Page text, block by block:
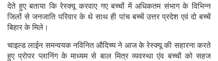
देते हुए बताया कि रेस्क्यू करवाए गए बच्चों में अधिकतम संभाग के विभिन्न
जिलों से जनजाति परिवार के थे साथ ही पांच बच्चें उत्तर प्रदेश एवं दो बच्चें
बिहार के मिले।
चाइल्ड लाईन समन्वयक नविनित औदिच्य ने आज के रेस्क्यू की सहारना करते
हुए प्रोपर प्लानिंग के माध्यम से बाल मित्र व्यवस्था एंव बच्चों को सहज